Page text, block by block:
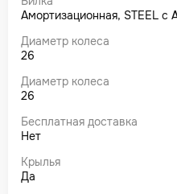
Амортизационная, STEEL с
Диаметр колеса
26
Диаметр колеса
26
Бесплатная доставка
Нет
Крылья
Да